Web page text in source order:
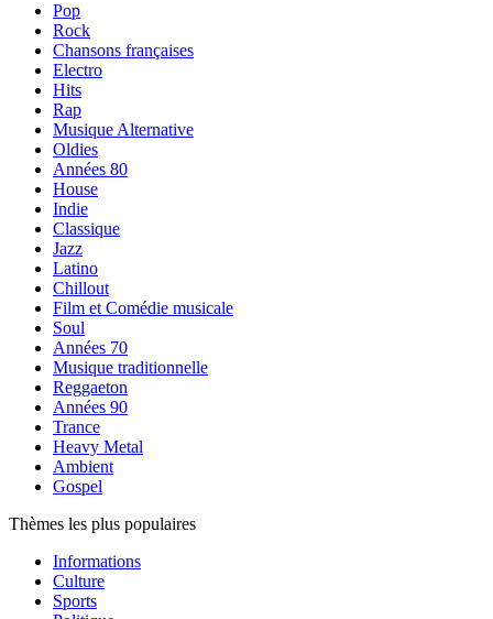
Pop
Rock
Chansons françaises
Electro
Hits
Rap
Musique Alternative
Oldies
Années 80
House
Indie
Classique
Jazz
Latino
Chillout
Film et Comédie musicale
Soul
Années 70
Musique traditionnelle
Reggaeton
Années 90
Trance
Heavy Metal
Ambient
Gospel
Thèmes les plus populaires
Informations
Culture
Sports